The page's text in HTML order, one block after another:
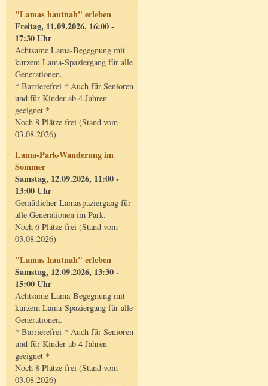
"Lamas hautnah" erleben
Freitag, 11.09.2026, 16:00 -
17:30 Uhr
Achtsame Lama-Begegnung mit
kurzem Lama-Spaziergang für alle
Generationen.
* Barrierefrei * Auch für Senioren
und für Kinder ab 4 Jahren
geeignet *
Noch 8 Plätze frei (Stand vom
03.08.2026)
Lama-Park-Wanderung im
Sommer
Samstag, 12.09.2026, 11:00 -
13:00 Uhr
Gemütlicher Lamaspaziergang für
alle Generationen im Park.
Noch 6 Plätze frei (Stand vom
03.08.2026)
"Lamas hautnah" erleben
Samstag, 12.09.2026, 13:30 -
15:00 Uhr
Achtsame Lama-Begegnung mit
kurzem Lama-Spaziergang für alle
Generationen.
* Barrierefrei * Auch für Senioren
und für Kinder ab 4 Jahren
geeignet *
Noch 8 Plätze frei (Stand vom
03.08.2026)